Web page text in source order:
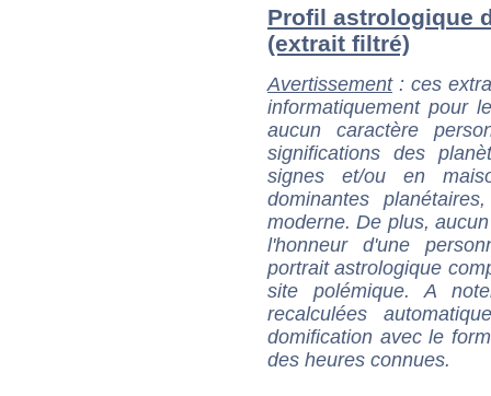
Profil astrologique
(extrait filtré)
Avertissement: ces
informatiquement pour
aucun caractère
significations des
signes et/ou en
dominantes
moderne. De plus,
l'honneur d'une
portrait astrologique
site polémique. A
recalculées
domification avec le
des heures connues.